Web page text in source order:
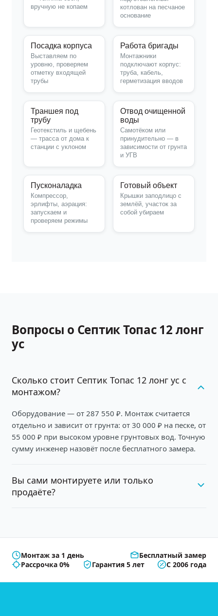
вручную не копаем
котлован на песчаное
основание
Посадка корпуса
Выставляем по
уровню, проверяем
отметку входящей
трубы
Работа бригады
Монтажники
подключают корпус:
труба, кабель,
герметизация вводов
Траншея под
трубу
Геотекстиль и щебень
— трасса от дома к
станции с уклоном
Отвод очищенной
воды
Самотёком или
принудительно — в
зависимости от грунта
и УГВ
Пусконаладка
Компрессор,
эрлифты, аэрация:
запускаем и
проверяем режимы
Готовый объект
Крышки заподлицо с
землёй, участок за
собой убираем
Вопросы о Септик Топас 12 лонг
ус
Сколько стоит Септик Топас 12 лонг ус с
монтажом?
Оборудование — от 287 550 ₽. Монтаж считается
отдельно и зависит от грунта: от 30 000 ₽ на песке, от
55 000 ₽ при высоком уровне грунтовых вод. Точную
сумму инженер назовёт после бесплатного замера.
Вы сами монтируете или только
продаёте?
Монтаж за 1 день
Бесплатный замер
Рассрочка 0%
Гарантия 5 лет С 2006 года